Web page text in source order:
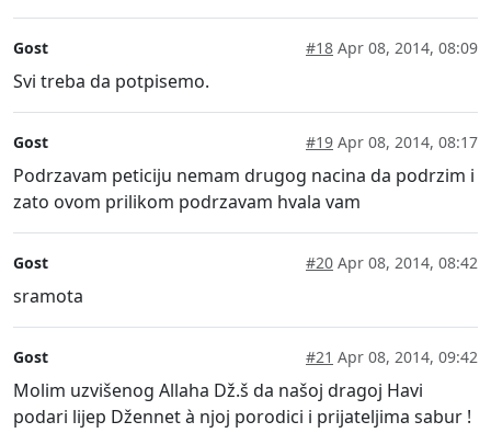
Gost #18 Apr 08, 2014, 08:09
Svi treba da potpisemo.
Gost #19 Apr 08, 2014, 08:17
Podrzavam peticiju nemam drugog nacina da podrzim i
zato ovom prilikom podrzavam hvala vam
Gost #20 Apr 08, 2014, 08:42
sramota
Gost #21 Apr 08, 2014, 09:42
Molim uzvišenog Allaha Dž.š da našoj dragoj Havi
podari lijep Džennet à njoj porodici i prijateljima sabur !